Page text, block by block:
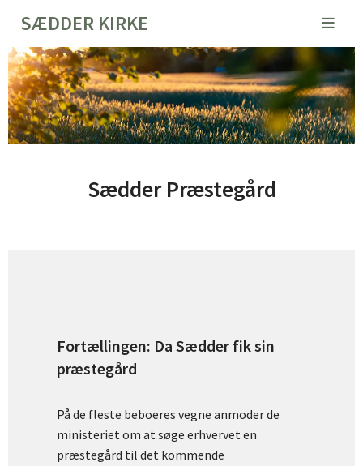
SÆDDER KIRKE
Sædder Præstegård
Fortællingen: Da Sædder fik sin
præstegård
På de fleste beboeres vegne anmoder de
ministeriet om at søge erhvervet en
præstegård til det kommende